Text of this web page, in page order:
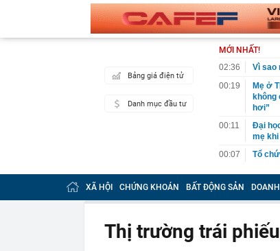
Bảng giá điện tử
Danh mục đầu tư
MỚI NHẤT!
02:36
Vì sao
00:19
Mẹ ở
không
hơi”
00:11
Đại
mẹ
00:07
Tổ
00:05
đăng
00:03
Lịch
XÃ HỘI CHỨNG KHOÁN BẤT ĐỘNG SẢN
Thị trường trái